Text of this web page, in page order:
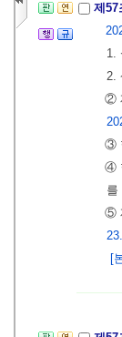
제57
1.
2.
②
③
④
를
⑤
[